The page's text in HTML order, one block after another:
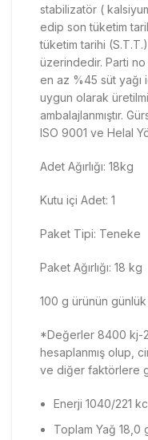
stabilizatör (
edip son tüketim
tüketim tarihi
üzerindedir. Parti
en az %45 süt yağı
uygun olarak
ambalajlanmıştır.
ISO 9001 ve Helal
Adet Ağırlığı: 18kg
Kutu içi Adet: 1
Paket Tipi: Teneke
Paket Ağırlığı: 18 kg
100 g ürünün günlük
*Değerler 8400 kj-
hesaplanmış olup,
ve diğer faktörlere
Enerji 1040/221
Toplam Yağ 18,0